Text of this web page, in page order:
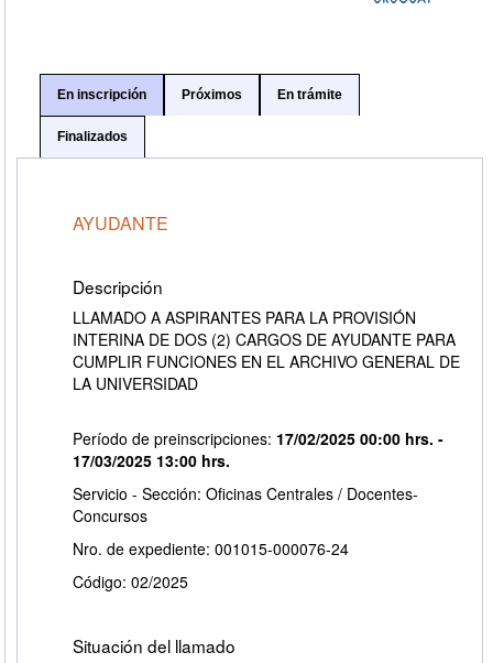
En inscripción Próximos En trámite
Finalizados
AYUDANTE
Descripción
LLAMADO A ASPIRANTES PARA LA PROVISIÓN
INTERINA DE DOS (2) CARGOS DE AYUDANTE PARA
CUMPLIR FUNCIONES EN EL ARCHIVO GENERAL DE
LA UNIVERSIDAD
Período de preinscripciones: 17/02/2025 00:00 hrs. -
17/03/2025 13:00 hrs.
Servicio - Sección: Oficinas Centrales / Docentes-
Concursos
Nro. de expediente: 001015-000076-24
Código: 02/2025
Situación del llamado